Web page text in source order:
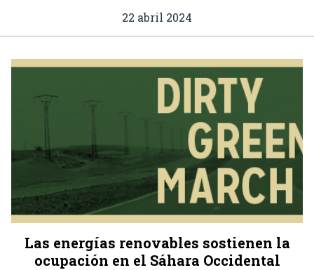
22 abril 2024
Las energías renovables sostienen la
ocupación en el Sáhara Occidental